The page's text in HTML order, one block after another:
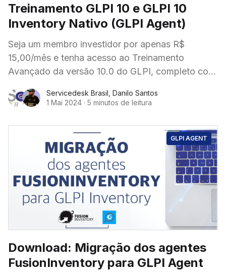
Treinamento GLPI 10 e GLPI 10
Inventory Nativo (GLPI Agent)
Seja um membro investidor por apenas R$
15,00/mês e tenha acesso ao Treinamento
Avançado da versão 10.0 do GLPI, completo com
também o Inventário Nativo com GLPI Agent e
Servicedesk Brasil Danilo Santos
1 Mai 2024 · 5 minutos de leitura
GLPI AGENT
Download: Migração dos agentes
FusionInventory para GLPI Agent